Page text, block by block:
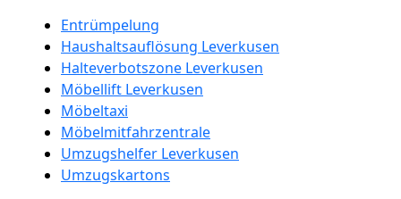
Entrümpelung
Haushaltsauflösung Leverkusen
Halteverbotszone Leverkusen
Möbellift Leverkusen
Möbeltaxi
Möbelmitfahrzentrale
Umzugshelfer Leverkusen
Umzugskartons